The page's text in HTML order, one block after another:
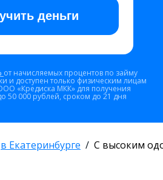
деньги
от начисляемых процентов по займу
и доступен только физическим лицам
«Кредиска МКК» для получения
50 000 рублей, сроком до 21 дня
в Екатеринбурге С высоким